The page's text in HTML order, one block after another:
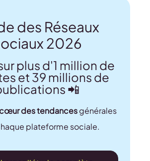
des Réseaux
2026
plus d'1 million de
et 39 millions de
📲
des tendancesgénérales
plateforme sociale.